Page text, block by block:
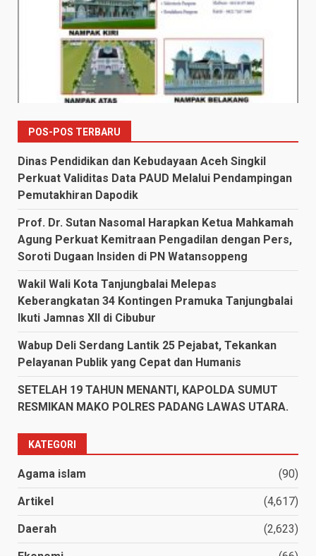
POS-POS TERBARU
Dinas Pendidikan dan Kebudayaan Aceh Singkil
Perkuat Validitas Data PAUD Melalui Pendampingan
Pemutakhiran Dapodik
Prof. Dr. Sutan Nasomal Harapkan Ketua Mahkamah
Agung Perkuat Kemitraan Pengadilan dengan Pers,
Soroti Dugaan Insiden di PN Watansoppeng
Wakil Wali Kota Tanjungbalai Melepas
Keberangkatan 34 Kontingen Pramuka Tanjungbalai
Ikuti Jamnas XII di Cibubur
Wabup Deli Serdang Lantik 25 Pejabat, Tekankan
Pelayanan Publik yang Cepat dan Humanis
SETELAH 19 TAHUN MENANTI, KAPOLDA SUMUT
RESMIKAN MAKO POLRES PADANG LAWAS UTARA.
KATEGORI
Agama islam (90)
Artikel (4,617)
Daerah (2,623)